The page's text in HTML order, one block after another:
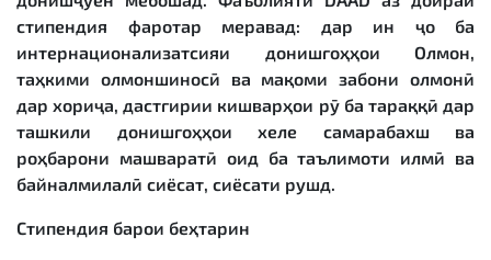
стипендия фаротар меравад: дар ин ҷо ба
интернационализатсияи донишгоҳҳои Олмон,
таҳкими олмоншиносӣ ва мақоми забони олмонӣ
дар хориҷа, дастгирии кишварҳои рӯ ба тараққӣ дар
ташкили донишгоҳҳои хеле самарабахш ва
роҳбарони машваратӣ оид ба таълимоти илмӣ ва
байналмилалӣ сиёсат, сиёсати рушд.
Стипендия барои беҳтарин